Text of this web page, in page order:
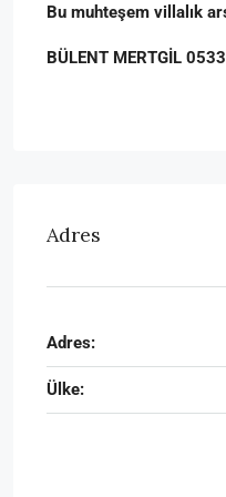
Bu muhteşem villalık
BÜLENT MERTGİL
Adres
Adres:
Ülke: